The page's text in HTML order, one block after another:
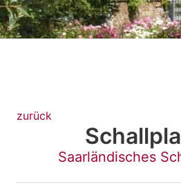
zurück
Saarländisches